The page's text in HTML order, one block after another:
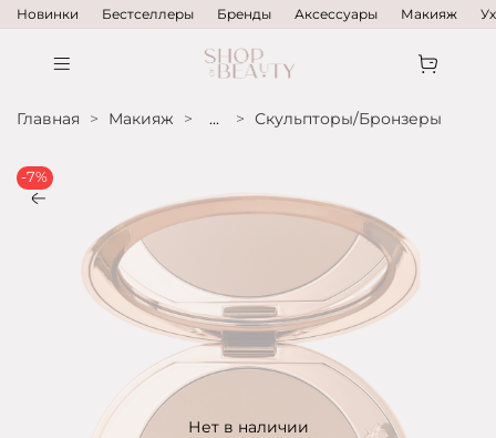
Новинки Бестселлеры Бренды Аксессуары Макияж
Главная Макияж ... Скульпторы/Бронзеры
Нет в наличии
-7%